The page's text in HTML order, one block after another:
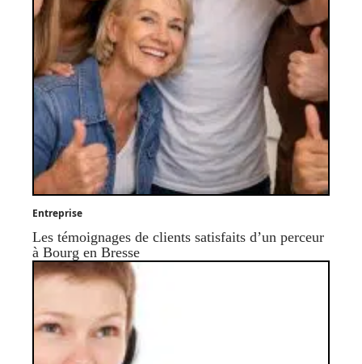
Entreprise
Les témoignages de clients satisfaits d’un perceur
à Bourg en Bresse